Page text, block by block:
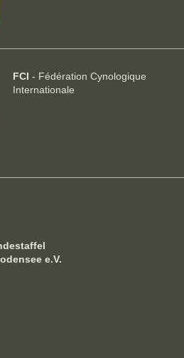
FCI - Fédération Cynologique
Internationale
e.V.